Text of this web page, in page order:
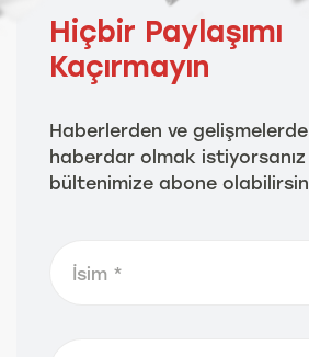
Hiçbir Paylaşımı
Kaçırmayın
Haberlerden ve
haberdar olmak istiyorsanız
bültenimize abone